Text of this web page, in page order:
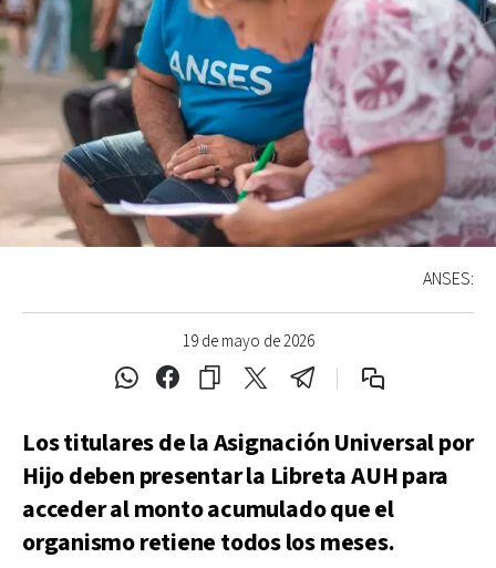
19 de mayo de 2026
ANSES:
Los titulares de la Asignación Universal por
Hijo deben presentar la Libreta AUH para
acceder al monto acumulado que el
organismo retiene todos los meses.